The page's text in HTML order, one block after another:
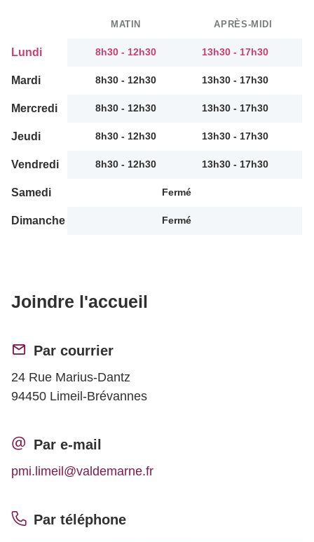
MATIN APRÈS-MIDI
Lundi 8h30 - 12h30 13h30 - 17h30
Mardi 8h30 - 12h30 13h30 - 17h30
Mercredi 8h30 - 12h30 13h30 - 17h30
Jeudi 8h30 - 12h30 13h30 - 17h30
Vendredi 8h30 - 12h30 13h30 - 17h30
Samedi Fermé
Dimanche Fermé
Joindre l'accueil
Par courrier
24 Rue Marius-Dantz
94450 Limeil-Brévannes
Par téléphone
Par e-mail
pmi.limeil@valdemarne.fr